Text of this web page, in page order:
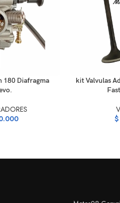
180 Diafragma
AÑADIR AL
kit Valvulas
$